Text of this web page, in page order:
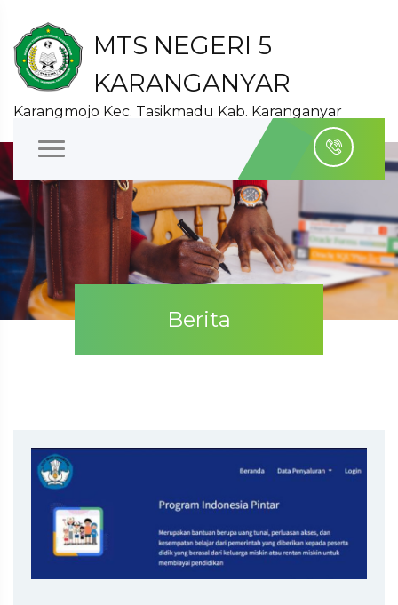
MTS NEGERI 5
KARANGANYAR
Karangmojo Kec. Tasikmadu Kab. Karanganyar
Berita